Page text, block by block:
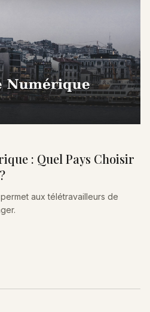
: Quel Pays Choisir
aux télétravailleurs de